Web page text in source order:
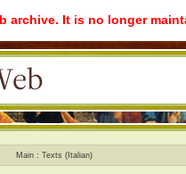
archive. It is no longer
Main Texts (Italian)